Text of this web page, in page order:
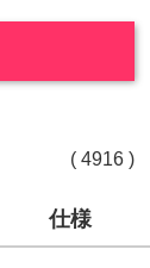
( 4916 )
仕様